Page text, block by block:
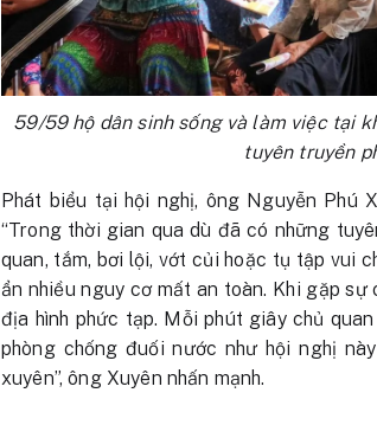
59/59 hộ dân sinh sống và làm việc tại
tuyên truyền
Phát biểu tại hội nghị, ông Nguyễn Phú
“Trong thời gian qua dù đã có những
quan, tắm, bơi lội, vớt củi hoặc tụ tập vui
ẩn nhiều nguy cơ mất an toàn. Khi gặp
địa hình phức tạp. Mỗi phút giây chủ
phòng chống đuối nước như hội nghị
xuyên”, ông Xuyên nhấn mạnh.